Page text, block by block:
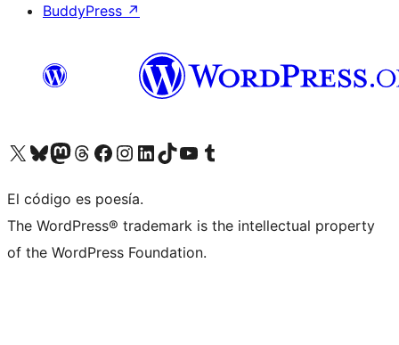
BuddyPress ↗
Visita nuestra cuenta de X (anteriormente Twitter)
Visita nuestra cuenta de Bluesky
Visita nuestra cuenta de Mastodon
Visita nuestra cuenta de Threads
Visita nuestra página de Facebook
Visita nuestra cuenta de Instagram
Visita nuestra cuenta de LinkedIn
Visita nuestra cuenta de TikTok
Visita nuestro canal de YouTube
Visita nuestra cuenta de Tumblr
El código es poesía.
The WordPress® trademark is the intellectual property
of the WordPress Foundation.